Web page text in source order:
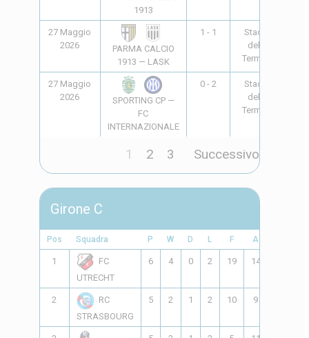
1913
27 Maggio
2026
PARMA CALCIO
1913 — LASK
1 - 1
Stadio
delle
Terme *
27 Maggio
2026
SPORTING CP —
FC
INTERNAZIONALE
0 - 2
Stadio
delle
Terme *
1 2 3 Successivo
Girone C
Pos Squadra P W D L F A
1
FC
UTRECHT
6 4 0 2 19 14
2
RC
STRASBOURG
5 2 1 2 10 9